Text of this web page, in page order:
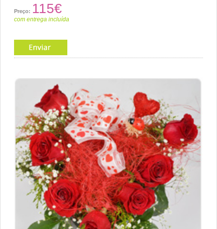
Preço: 115€
com entrega incluída